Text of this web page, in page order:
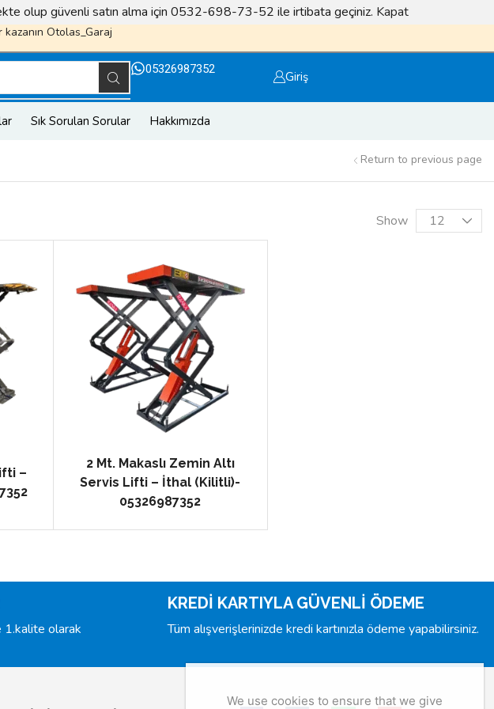
olup güvenli satın alma için 0532-698-73-52 ile irtibata geçiniz. Kapat
kazanınOtolas_Garaj
05326987352 Giriş
Sık Sorulan Sorular Hakkımızda
Return to previous page
Show
–
2 Mt. Makaslı Zemin Altı
Servis Lifti – İthal (Kilitli)-
05326987352
1.kalite olarak
KREDİ KARTIYLA GÜVENLİ ÖDEME
Tüm alışverişlerinizde kredi kartınızla ödeme yapabilirsiniz.
We use cookies to ensure that we give